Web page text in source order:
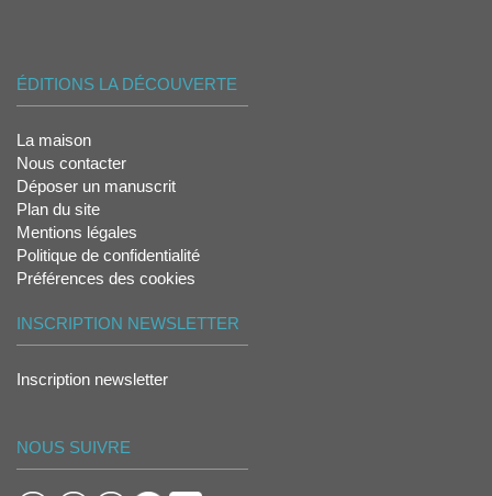
ÉDITIONS LA DÉCOUVERTE
La maison
Nous contacter
Déposer un manuscrit
Plan du site
Mentions légales
Politique de confidentialité
Préférences des cookies
INSCRIPTION NEWSLETTER
Inscription newsletter
NOUS SUIVRE